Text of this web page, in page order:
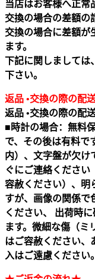
当店はお客様へ正常
交換の場合の差額の
交換の場合に差額が
ます。
下記に関しましては
下さい。
返品 •交換の際の配
返品 •交換の際の配
■時計の場合：無料
で、その後は有料で
内）、文字盤が欠け
ぐにご連絡ください
容赦ください）、明
すが、画像の関係で
ください、 出荷時
ます。微細な傷（ミ
はご容赦ください、
入はご遠慮ください。